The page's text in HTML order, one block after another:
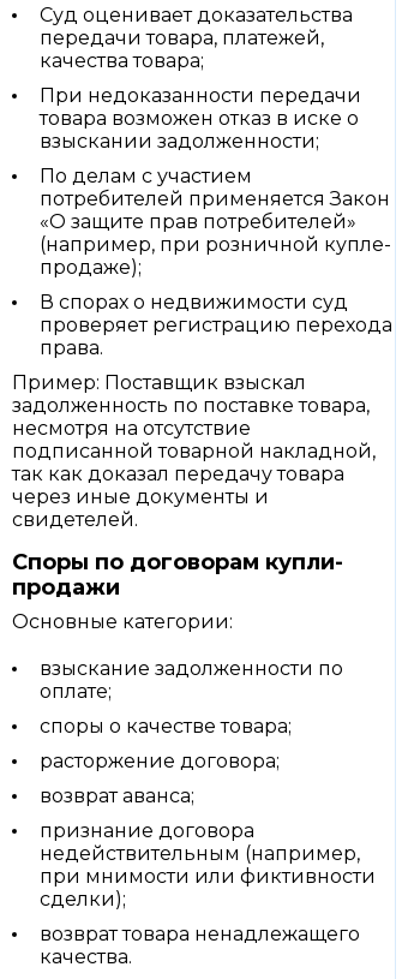
Суд оценивает доказательства
передачи товара, платежей,
качества товара;
При недоказанности передачи
товара возможен отказ в иске о
взыскании задолженности;
По делам с участием
потребителей применяется Закон
«О защите прав потребителей»
(например, при розничной купле-
продаже);
В спорах о недвижимости суд
проверяет регистрацию перехода
права.
Пример: Поставщик взыскал
задолженность по поставке товара,
несмотря на отсутствие
подписанной товарной накладной,
так как доказал передачу товара
через иные документы и
свидетелей.
Споры по договорам купли-
продажи
Основные категории:
взыскание задолженности по
оплате;
споры о качестве товара;
расторжение договора;
возврат аванса;
признание договора
недействительным (например,
при мнимости или фиктивности
сделки);
возврат товара ненадлежащего
качества.